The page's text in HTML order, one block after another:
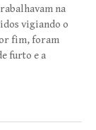
na
vigiando o
fim, foram
furto e a